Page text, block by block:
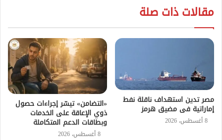
مقالات ذات صلة
مصر تدين استهداف ناقلة نفط
إماراتية فى مضيق هرمز
8 أغسطس، 2026
«التضامن» تيسّر إجراءات حصول
ذوي الإعاقة على الخدمات
وبطاقات الدعم المتكاملة
8 أغسطس، 2026